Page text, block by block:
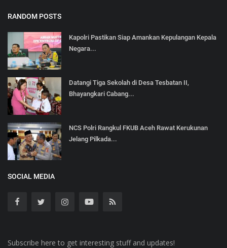
RANDOM POSTS
Kapolri Pastikan Siap Amankan Kepulangan Kepala
Negara...
Datangi Tiga Sekolah di Desa Tesbatan II,
Bhayangkari Cabang...
NCS Polri Rangkul FKUB Aceh Rawat Kerukunan
Jelang Pilkada...
SOCIAL MEDIA
Subscribe here to get interesting stuff and updates!